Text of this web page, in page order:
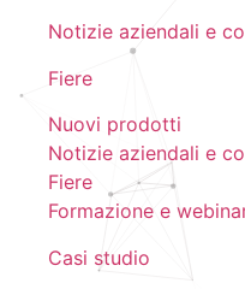
Notizie aziendali e
Fiere
Nuovi prodotti
Notizie aziendali e
Fiere
Formazione e
Casi studio